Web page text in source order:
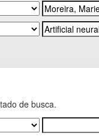
de busca.